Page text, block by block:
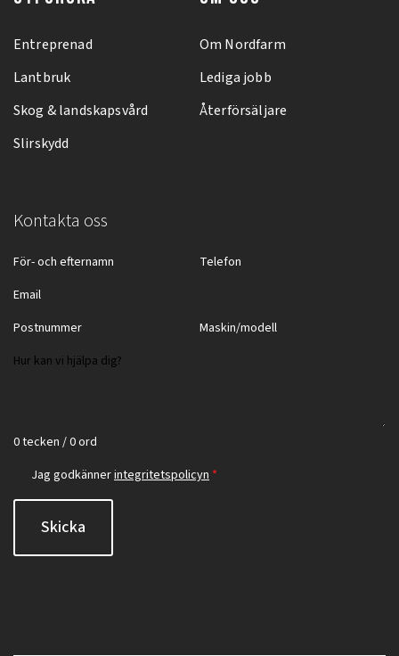
Entreprenad
Lantbruk
Skog & landskapsvård
Slirskydd
Om Nordfarm
Lediga jobb
Återförsäljare
Kontakta oss
0 tecken / 0 ord
Jag godkännerintegritetspolicyn *
Skicka